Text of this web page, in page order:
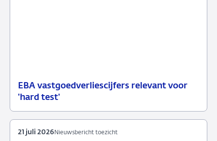
EBA vastgoedverliescijfers relevant voor
'hard test'
23
Nieuwsbericht
Nieuwsbericht toezicht
21 juli 2026